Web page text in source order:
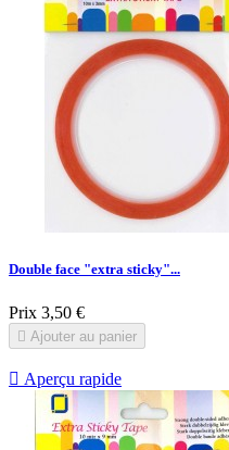
Double face "extra sticky"...
Prix 3,50 €
 Ajouter au panier
 Aperçu rapide